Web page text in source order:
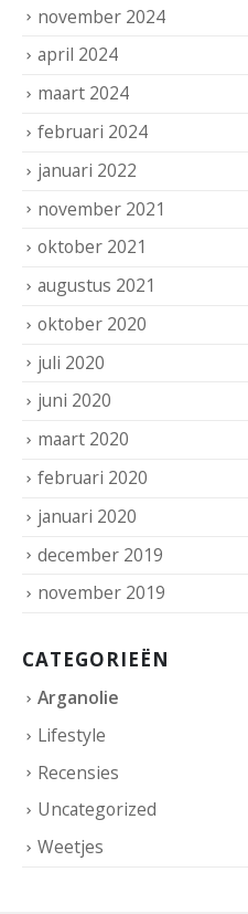
november 2024
april 2024
maart 2024
februari 2024
januari 2022
november 2021
oktober 2021
augustus 2021
oktober 2020
juli 2020
juni 2020
maart 2020
februari 2020
januari 2020
december 2019
november 2019
CATEGORIEËN
Arganolie
Lifestyle
Recensies
Uncategorized
Weetjes